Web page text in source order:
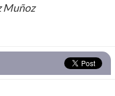
Muñoz